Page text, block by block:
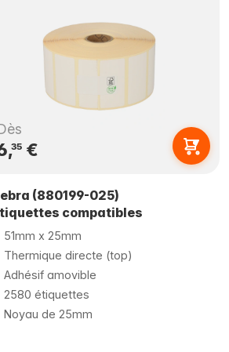
35€
(880199-025)
compatibles
51mm x 25mm
Thermique directe (top)
Adhésif amovible
2580 étiquettes
Noyau de 25mm